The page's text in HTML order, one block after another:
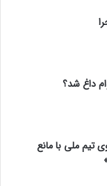
داغ شد؟
تیم ملی با مانع